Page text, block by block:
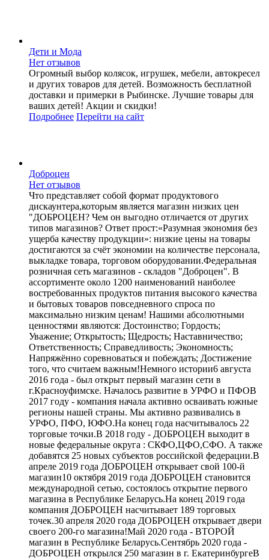
Дети и Мода
Нет отзывов
Огромный выбор колясок, игрушек, мебели, автокресел
и других товаров для детей. Возможность бесплатной
доставки и примерки в Рыбинске. Лучшие товары для
ваших детей! Акции и скидки!
Подробнее Перейти на сайт
Доброцен
Нет отзывов
Что представляет собой формат продуктового
дискаунтера,которым является магазин низких цен
"ДОБРОЦЕН? Чем он выгодно отличается от других
типов магазинов? Ответ прост:«Разумная экономия без
ущерба качеству продукции»: низкие цены на товары
достигаются за счёт экономии на количестве персонала,
выкладке товара, торговом оборудовании.Федеральная
розничная сеть магазинов - складов "Доброцен". В
ассортименте около 1200 наименований наиболее
востребованных продуктов питания высокого качества
и бытовых товаров повседневного спроса по
максимально низким ценам! Нашими абсолютными
ценностями являются: Достоинство; Гордость;
Уважение; Открытость; Щедрость; Наставничество;
Ответственность; Справедливость; Экономность;
Напряжённо соревноваться и побеждать; Достижение
того, что считаем важным!Немного истории6 августа
2016 года - был открыт первый магазин сети в
г.Красноуфимске. Началось развитие в УРФО и ПФОВ
2017 году - компания начала активно осваивать южные
регионы нашей страны. Мы активно развивались в
УРФО, ПФО, ЮФО.На конец года насчитывалось 22
торговые точки.В 2018 году - ДОБРОЦЕН выходит в
новые федеральные округа : СКФО,ЦФО,СФО. А также
добавятся 25 новых субъектов российской федерации.В
апреле 2019 года ДОБРОЦЕН открывает свой 100-й
магазин10 октября 2019 года ДОБРОЦЕН становится
международной сетью, состоялось открытие первого
магазина в Республике Беларусь.На конец 2019 года
компания ДОБРОЦЕН насчитывает 189 торговых
точек.30 апреля 2020 года ДОБРОЦЕН открывает двери
своего 200-го магазина!Май 2020 года - ВТОРОЙ
магазин в Республике Беларусь.Сентябрь 2020 года -
ДОБРОЦЕН открылся 250 магазин в г. ЕкатеринбургеВ